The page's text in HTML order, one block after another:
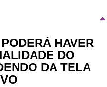
HAVER
DO
DA TELA